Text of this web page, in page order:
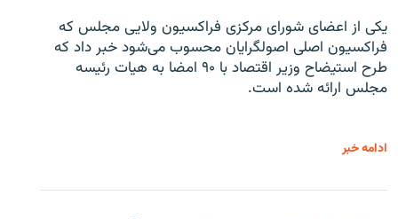
یکی از اعضای شورای مرکزی فراکسیون ولایی مجلس که
فراکسیون اصلی اصولگرایان محسوب می‌شود خبر داد که
طرح استیضاح وزیر اقتصاد با ۹۰ امضا به هیات رئیسه
مجلس ارائه شده است.
ادامه خبر